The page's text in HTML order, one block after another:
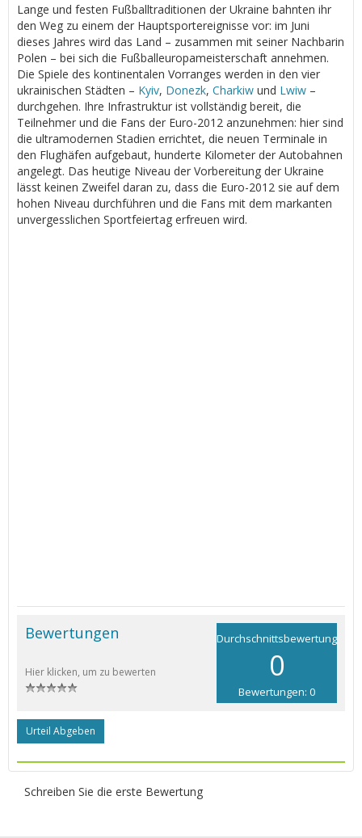
Lange und festen Fußballtraditionen der Ukraine bahnten ihr
den Weg zu einem der Hauptsportereignisse vor: im Juni
dieses Jahres wird das Land – zusammen mit seiner Nachbarin
Polen – bei sich die Fußballeuropameisterschaft annehmen.
Die Spiele des kontinentalen Vorranges werden in den vier
ukrainischen Städten – Kyiv, Donezk, Charkiw und Lwiw –
durchgehen. Ihre Infrastruktur ist vollständig bereit, die
Teilnehmer und die Fans der Euro-2012 anzunehmen: hier sind
die ultramodernen Stadien errichtet, die neuen Terminale in
den Flughäfen aufgebaut, hunderte Kilometer der Autobahnen
angelegt. Das heutige Niveau der Vorbereitung der Ukraine
lässt keinen Zweifel daran zu, dass die Euro-2012 sie auf dem
hohen Niveau durchführen und die Fans mit dem markanten
unvergesslichen Sportfeiertag erfreuen wird.
Durchschnittsbewertung
0
Bewertungen: 0
Bewertungen
Hier klicken, um zu bewerten
Urteil Abgeben
Schreiben Sie die erste Bewertung